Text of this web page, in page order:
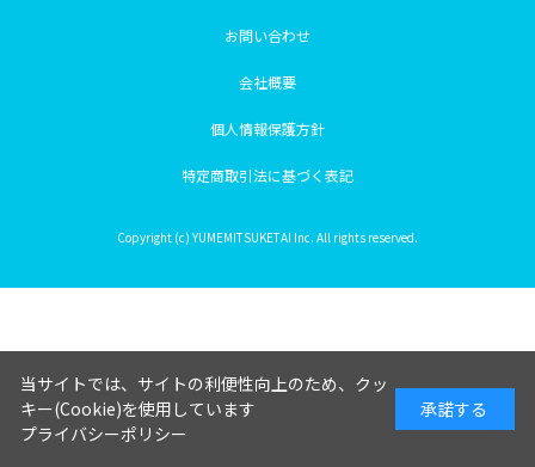
お問い合わせ
会社概要
個人情報保護方針
特定商取引法に基づく表記
Copyright (c) YUMEMITSUKETAI Inc. All rights reserved.
当サイトでは、サイトの利便性向上のため、クッ
キー(Cookie)を使用しています
プライバシーポリシー
承諾する